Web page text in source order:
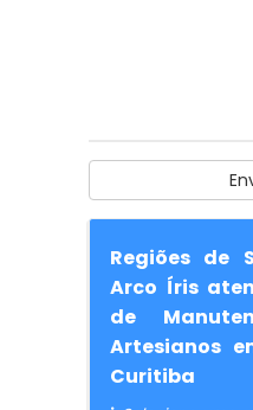
Regiões de
Arco Íris
de
Artesianos
Curitiba